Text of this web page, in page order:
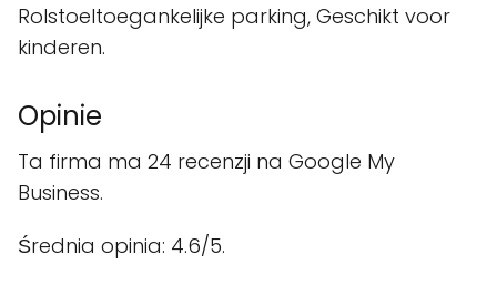
Rolstoeltoegankelijke parking, Geschikt voor
kinderen.
Opinie
Ta firma ma 24 recenzji na Google My
Business.
Średnia opinia: 4.6/5.